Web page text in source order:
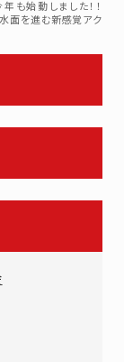
も始動しました！！
面を進む新感覚アク